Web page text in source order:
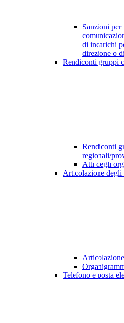
Sanzioni per
di incarichi
direzione o
Rendiconti gruppi
Rendiconti
regionali/
Atti degli
Articolazione degli
Telefono e posta